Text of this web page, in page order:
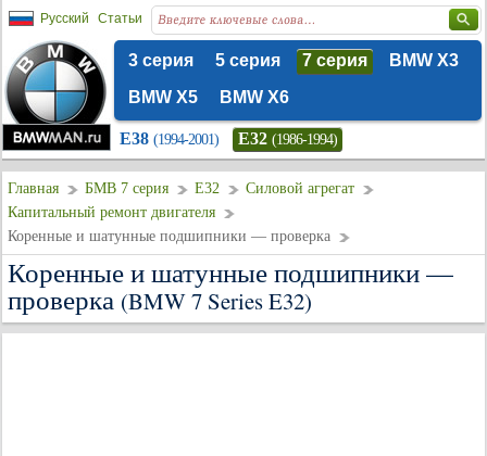
Русский Статьи
3 серия 5 серия 7 серия
BMW X3
BMW X5
BMW X6
E38 (1994-2001) E32 (1986-1994)
Главная БМВ 7 серия E32
Силовой агрегат
Капитальный ремонт двигателя
Коренные и шатунные подшипники — проверка
Коренные и шатунные подшипники —
проверка (BMW 7 Series E32)